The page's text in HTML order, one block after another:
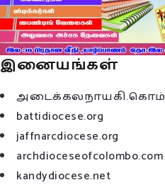
இனையங்கள்
அடைக்கலநாயகி.கொம்
battidiocese.org
jaffnarcdiocese.org
archdioceseofcolombo.com
kandydiocese.net